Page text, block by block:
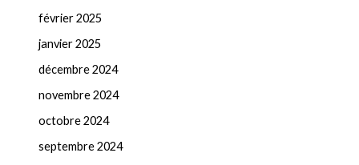
février 2025
janvier 2025
décembre 2024
novembre 2024
octobre 2024
septembre 2024